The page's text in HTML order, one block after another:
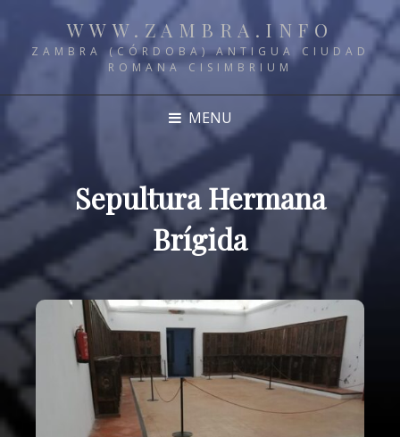
WWW.ZAMBRA.INFO
ZAMBRA (CÓRDOBA) ANTIGUA CIUDAD
ROMANA CISIMBRIUM
MENU
Sepultura Hermana
Brígida